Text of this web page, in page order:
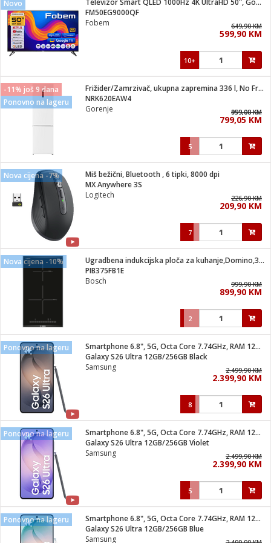
pribor
Vitrine
Sušilica
/ Zdravlje
za kosu
brijanje
pribor
tuš
i kutije
osigurači
gorivo
Novo
Televizor Smart QLED 1000Hz 4K UltraHD 50", Google TV
FM50EG9000QF
Fobem
649,90 KM
599,90 KM
10+
-11% još 9 dana
Ponovno na lageru
Frižider/Zamrzivač, ukupna zapremina 336 l, No Frost Plus, E
NRK620EAW4
Gorenje
959,00 KM
899,00 KM
799,05 KM
5
Nova cijena -7%
Miš bežični, Bluetooth , 6 tipki, 8000 dpi
MX Anywhere 3S
Logitech
226,90 KM
209,90 KM
7
Nova cijena -10%
Ugradbena indukcijska ploča za kuhanje,Domino,3700W,Serie 6
PIB375FB1E
Bosch
999,90 KM
899,90 KM
2
Ponovno na lageru
Smartphone 6.8", 5G, Octa Core 7.74GHz, RAM 12GB, 200Mpixel
Galaxy S26 Ultra 12GB/256GB Black
Samsung
2.499,90 KM
2.399,90 KM
8
Ponovno na lageru
Smartphone 6.8", 5G, Octa Core 7.74GHz, RAM 12GB, 200Mpixel
Galaxy S26 Ultra 12GB/256GB Violet
Samsung
2.499,90 KM
2.399,90 KM
5
Ponovno na lageru
Smartphone 6.8", 5G, Octa Core 7.74GHz, RAM 12GB, 200Mpixel
Galaxy S26 Ultra 12GB/256GB Blue
Samsung